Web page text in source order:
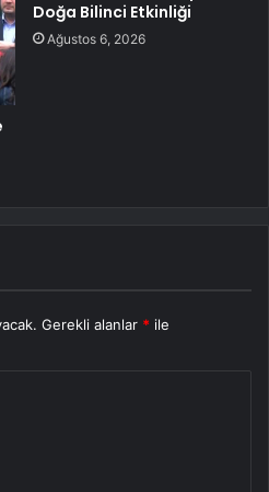
Doğa Bilinci Etkinliği
Ağustos 6, 2026
Gerekli alanlar * ile